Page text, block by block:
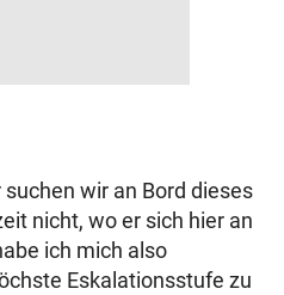
suchen wir an Bord dieses
nicht, wo er sich hier an
ich mich also
Eskalationsstufe zu